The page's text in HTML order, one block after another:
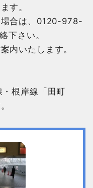
す。
場合は、0120-978-
下さい。
内いたします。
根岸線「田町